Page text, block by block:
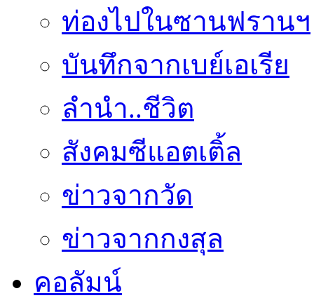
ท่องไปในซานฟรานฯ
บันทึกจากเบย์เอเรีย
ลำนำ..ชีวิต
สังคมซีแอตเติ้ล
ข่าวจากวัด
ข่าวจากกงสุล
คอลัมน์